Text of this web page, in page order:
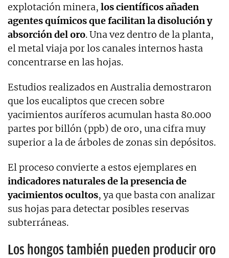
explotación minera, los científicos añaden
agentes químicos que facilitan la disolución y
absorción del oro. Una vez dentro de la planta,
el metal viaja por los canales internos hasta
concentrarse en las hojas.
Estudios realizados en Australia demostraron
que los eucaliptos que crecen sobre
yacimientos auríferos acumulan hasta 80.000
partes por billón (ppb) de oro, una cifra muy
superior a la de árboles de zonas sin depósitos.
El proceso convierte a estos ejemplares en
indicadores naturales de la presencia de
yacimientos ocultos, ya que basta con analizar
sus hojas para detectar posibles reservas
subterráneas.
Los hongos también pueden producir oro